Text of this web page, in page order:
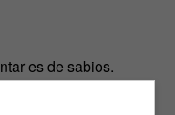
es de sabios.